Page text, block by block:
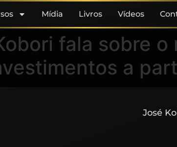
Mídia Livros Vídeos
fala sobre o
a
José